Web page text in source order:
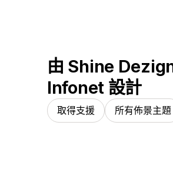
由 Shine
Infonet 設計
取得支援 所有佈景主題